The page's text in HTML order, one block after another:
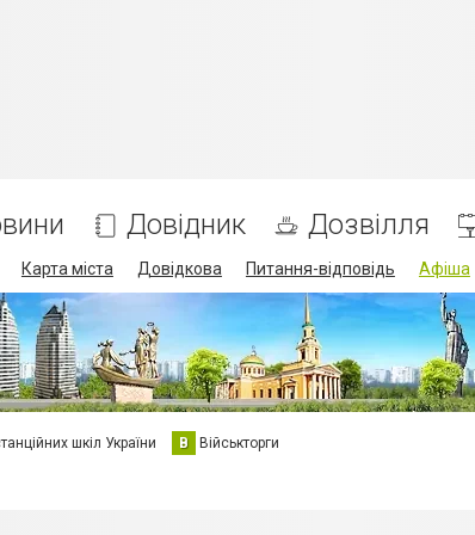
Довідник Дозвілля
Карта міста Довідкова Питання-відповідь Афіша
шкіл України В Військторги